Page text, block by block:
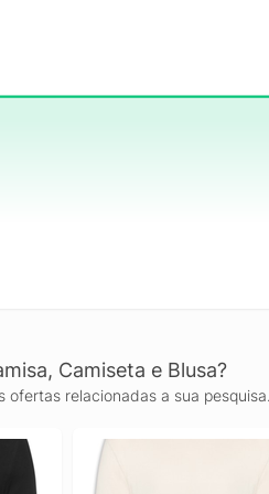
Camiseta e Blusa?
ofertas relacionadas a sua